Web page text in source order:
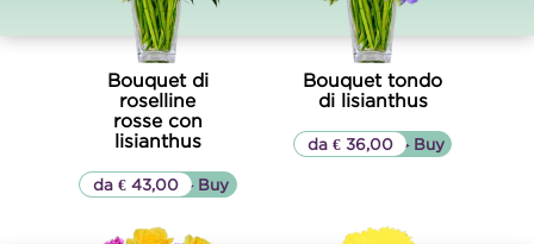
Bouquet di
roselline
rosse con
lisianthus
▷▷ Buy
da € 43,00
Bouquet tondo
di lisianthus
▷▷ Buy
da € 36,00